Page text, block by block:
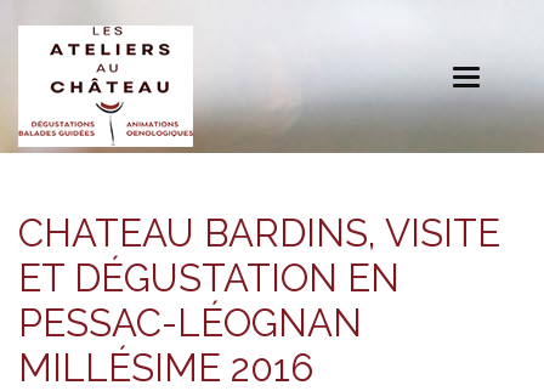
Toggle
CHATEAU BARDINS, VISITE
ET DÉGUSTATION EN
PESSAC-LÉOGNAN
MILLÉSIME 2016